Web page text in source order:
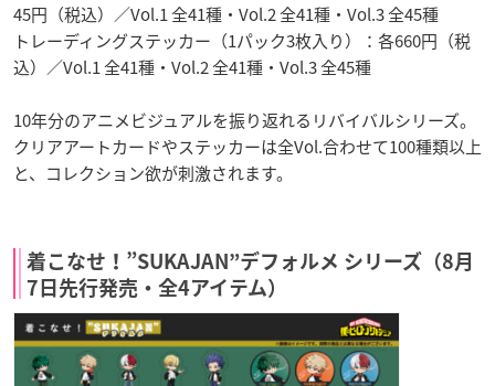
45円（税込）／Vol.1 全41種・Vol.2 全41種・Vol.3 全45種
トレーディングステッカー（1パック3枚入り）：各660円（税
込）／Vol.1 全41種・Vol.2 全41種・Vol.3 全45種
10年分のアニメビジュアルを振り返れるリバイバルシリーズ。
クリアアートカードやステッカーは全Vol.合わせて100種類以上
と、コレクション欲が刺激されます。
着こなせ！”SUKAJAN”デフォルメ シリーズ（8月
7日先行発売・全4アイテム）